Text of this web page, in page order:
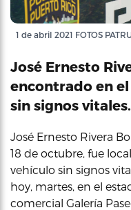
1 de abril 2021 FOTOS
José Ernesto
encontrado en
sin signos vitales.
José Ernesto Rivera
18 de octubre, fue
vehículo sin signos
hoy, martes, en el
comercial Galería